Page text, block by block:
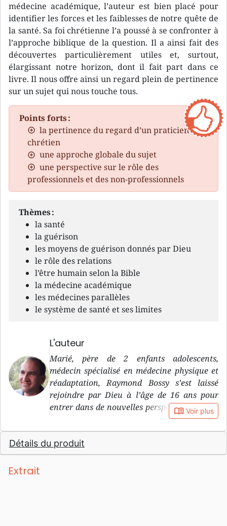
médecine académique, l’auteur est bien placé pour
identifier les forces et les faiblesses de notre quête de
la santé. Sa foi chrétienne l’a poussé à se confronter à
l’approche biblique de la question. Il a ainsi fait des
découvertes particulièrement utiles et, surtout,
élargissant notre horizon, dont il fait part dans ce
livre. Il nous offre ainsi un regard plein de pertinence
sur un sujet qui nous touche tous.
Points forts :
la pertinence du regard d’un praticien
chrétien
une approche globale du sujet
une perspective sur le rôle des
professionnels et des non-professionnels
Thèmes :
la santé
la guérison
les moyens de guérison donnés par Dieu
le rôle des relations
l’être humain selon la Bible
la médecine académique
les médecines parallèles
le système de santé et ses limites
L'auteur
Marié, père de 2 enfants adolescents,
médecin spécialisé en médecine physique et
réadaptation, Raymond Bossy s’est laissé
rejoindre par Dieu à l’âge de 16 ans pour
entrer dans de nouvelles perspectives de vie.
Dès lors il cherche à vivre au quotidien ce
que Dieu nous offre et souhaite pour nous et
nos proches. Dans ce sens, il a commencé à
explorer la signification de la santé, de la
book_open Voir plus
Détails du produit
Extrait